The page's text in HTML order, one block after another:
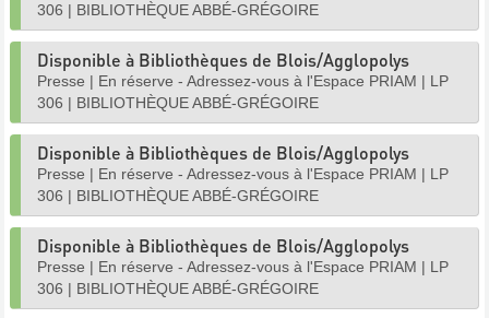
306 | BIBLIOTHÈQUE ABBÉ-GRÉGOIRE
Disponible à Bibliothèques de Blois/Agglopolys
Presse | En réserve - Adressez-vous à l'Espace PRIAM | LP
306 | BIBLIOTHÈQUE ABBÉ-GRÉGOIRE
Disponible à Bibliothèques de Blois/Agglopolys
Presse | En réserve - Adressez-vous à l'Espace PRIAM | LP
306 | BIBLIOTHÈQUE ABBÉ-GRÉGOIRE
Disponible à Bibliothèques de Blois/Agglopolys
Presse | En réserve - Adressez-vous à l'Espace PRIAM | LP
306 | BIBLIOTHÈQUE ABBÉ-GRÉGOIRE